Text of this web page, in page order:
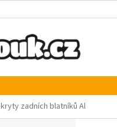
kryty zadních blatníků Al